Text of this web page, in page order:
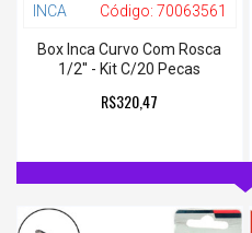
INCA Código: 70063561
Box Inca Curvo Com Rosca
1/2'' - Kit C/20 Pecas
R$320,47